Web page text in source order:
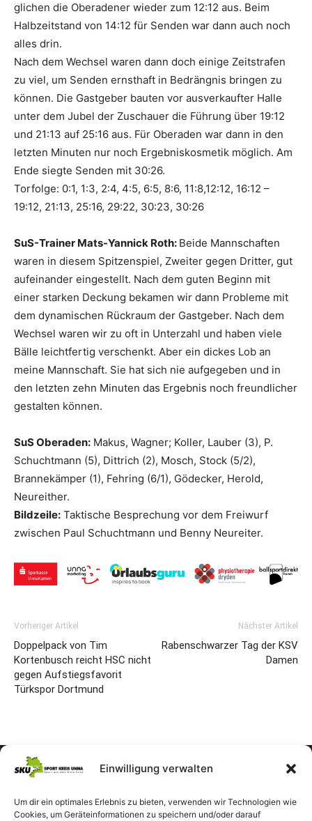
Einwilligung verwalten
Um dir ein optimales Erlebnis zu bieten, verwenden wir Technologien wie
Cookies, um Geräteinformationen zu speichern und/oder darauf
glichen die Oberadener wieder zum 12:12 aus. Beim
Halbzeitstand von 14:12 für Senden war dann auch noch
alles drin.
Nach dem Wechsel waren dann doch einige Zeitstrafen
zu viel, um Senden ernsthaft in Bedrängnis bringen zu
können. Die Gastgeber bauten vor ausverkaufter Halle
unter dem Jubel der Zuschauer die Führung über 19:12
und 21:13 auf 25:16 aus. Für Oberaden war dann in den
letzten Minuten nur noch Ergebniskosmetik möglich. Am
Ende siegte Senden mit 30:26.
Torfolge: 0:1, 1:3, 2:4, 4:5, 6:5, 8:6, 11:8,12:12, 16:12 –
19:12, 21:13, 25:16, 29:22, 30:23, 30:26
SuS-Trainer Mats-Yannick Roth: Beide Mannschaften
waren in diesem Spitzenspiel, Zweiter gegen Dritter, gut
aufeinander eingestellt. Nach dem guten Beginn mit
einer starken Deckung bekamen wir dann Probleme mit
dem dynamischen Rückraum der Gastgeber. Nach dem
Wechsel waren wir zu oft in Unterzahl und haben viele
Bälle leichtfertig verschenkt. Aber ein dickes Lob an
meine Mannschaft. Sie hat sich nie aufgegeben und in
den letzten zehn Minuten das Ergebnis noch freundlicher
gestalten können.
SuS Oberaden: Makus, Wagner; Koller, Lauber (3), P.
Schuchtmann (5), Dittrich (2), Mosch, Stock (5/2),
Brannekämper (1), Fehring (6/1), Gödecker, Herold,
Neureither.
Bildzeile: Taktische Besprechung vor dem Freiwurf
zwischen Paul Schuchtmann und Benny Neureiter.
Vorheriger Artikel
Doppelpack von Tim
Kortenbusch reicht HSC nicht
gegen Aufstiegsfavorit
Türkspor Dortmund
Nächster Artikel
Rabenschwarzer Tag der KSV
Damen